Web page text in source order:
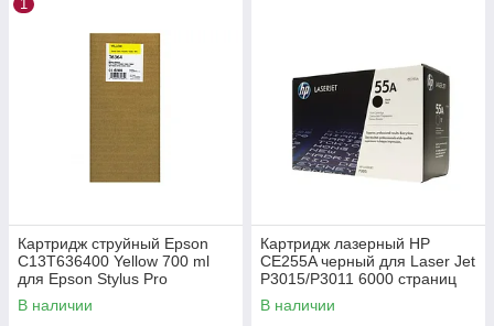
1
Картридж струйный Epson
C13T636400 Yellow 700 ml
для Epson Stylus Pro
7900/9900 C13T636400
В наличии
Картридж лазерный HP
CE255A черный для Laser Jet
P3015/P3011 6000 страниц
В наличии